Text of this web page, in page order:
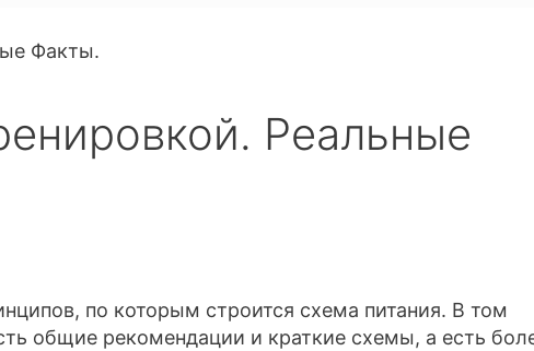
Реальные
по которым строится схема питания. В том
общие рекомендации и краткие схемы, а есть